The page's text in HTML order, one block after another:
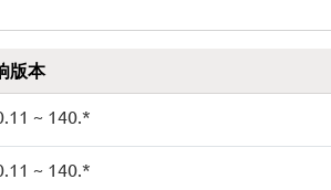
版本
~ 140.*
~ 140.*